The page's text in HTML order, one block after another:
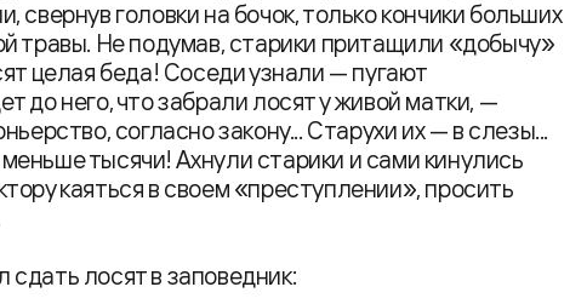
свернув головки на бочок, только кончики больших
травы. Не подумав, старики притащили «добычу»
целая беда! Соседи узнали — пугают
до него, что забрали лосят у живой матки, —
согласно закону... Старухи их — в слезы...
тысячи! Ахнули старики и сами кинулись
каяться в своем «преступлении», просить
лосят в заповедник: